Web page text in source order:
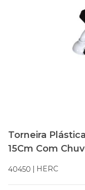
Torneira
15Cm Com
40450 HERC